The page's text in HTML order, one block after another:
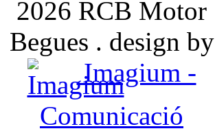
2026 RCB Motor
Begues . design by
Imagium -
Comunicació